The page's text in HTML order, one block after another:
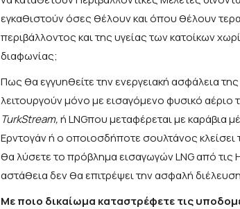
εγκαθιστούν όσες θέλουν και όπου θέλουν
περιβάλλοντος και της υγείας των κατοίκων
διαφωνίας;
Πως θα εγγυηθείτε την ενεργειακή ασφάλεια
λειτουργούν μόνο με εισαγόμενο φυσικό
TurkStream,ή LNGπου μεταφέρεται με καράβια
Ερντογάν ή ο οποιοσδήποτε σουλτάνος
θα λύσετε το πρόβλημα εισαγωγών LNG από τις
αστάθεια δεν θα επιτρέψει την ασφαλή
Με ποιο δικαίωμα καταστρέφετε τις